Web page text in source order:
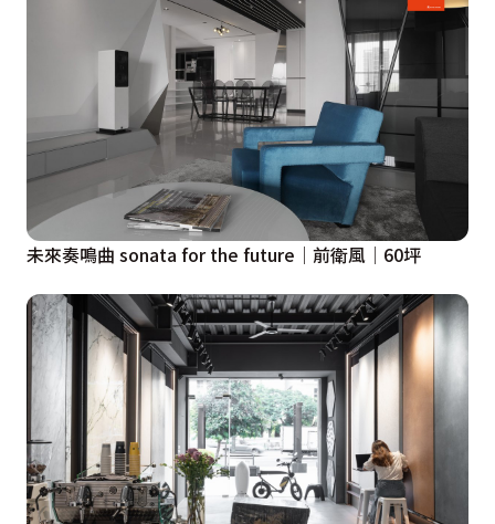
和沉穩質韻。另一間同樣走沉靜深色調，房門做了方向更
動，解決原本房門面床的問題，再運用黑色霧玻、鐵件和
木作打造書桌，劃分出更衣室、浴室和寢臥場域。床背牆
採塗料鏝抹出彷若磚頭的訂製紋理，床尾規劃了整排的灰
色櫃體，兼顧收納機能外，更將修飾了房內部份柱體。
子境室內裝修設計結合設計美學與豐富實務經驗，並擅用
異材質搭配，堆疊出饒富層次的同色調質感，構築朗闊的
空間舒適感，賦予屋主一家對於新居的各種想像，盛裝生
活的珍貴點滴。
未來奏鳴曲 sonata for the future│前衛風│60坪